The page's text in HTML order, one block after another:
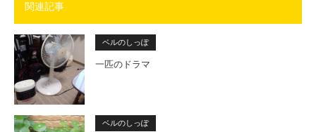
関連記事
ベルのしっぽ
一匹のドラマ
ベルのしっぽ